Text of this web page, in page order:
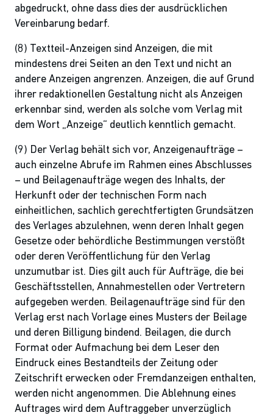
abgedruckt, ohne dass dies der ausdrücklichen
Vereinbarung bedarf.
(8) Textteil-Anzeigen sind Anzeigen, die mit
mindestens drei Seiten an den Text und nicht an
andere Anzeigen angrenzen. Anzeigen, die auf Grund
ihrer redaktionellen Gestaltung nicht als Anzeigen
erkennbar sind, werden als solche vom Verlag mit
dem Wort „Anzeige“ deutlich kenntlich gemacht.
(9) Der Verlag behält sich vor, Anzeigenaufträge –
auch einzelne Abrufe im Rahmen eines Abschlusses
– und Beilagenaufträge wegen des Inhalts, der
Herkunft oder der technischen Form nach
einheitlichen, sachlich gerechtfertigten Grundsätzen
des Verlages abzulehnen, wenn deren Inhalt gegen
Gesetze oder behördliche Bestimmungen verstößt
oder deren Veröffentlichung für den Verlag
unzumutbar ist. Dies gilt auch für Aufträge, die bei
Geschäftsstellen, Annahmestellen oder Vertretern
aufgegeben werden. Beilagenaufträge sind für den
Verlag erst nach Vorlage eines Musters der Beilage
und deren Billigung bindend. Beilagen, die durch
Format oder Aufmachung bei dem Leser den
Eindruck eines Bestandteils der Zeitung oder
Zeitschrift erwecken oder Fremdanzeigen enthalten,
werden nicht angenommen. Die Ablehnung eines
Auftrages wird dem Auftraggeber unverzüglich